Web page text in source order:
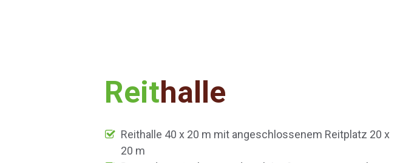
Reithalle
Reithalle 40 x 20 m mit angeschlossenem Reitplatz 20 x
20 m